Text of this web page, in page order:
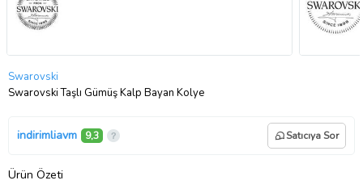
Swarovski
Swarovski Taşlı Gümüş Kalp Bayan Kolye
indirimliavm 9,3 Satıcıya Sor
Ürün Özeti